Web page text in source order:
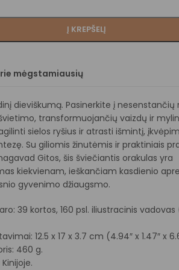
Į KREPŠELĮ
mėgstamiausių
dieviškumą. Pasinerkite į nesenstančių
transformuojančių vaizdų ir
sielos ryšius ir atrasti išmintį,
Su giliomis žinutėmis ir praktiniais
Gitos, šis šviečiantis orakulas yra
kiekvienam, ieškančiam kasdienio
gyvenimo džiaugsmo.
39 kortos, 160 psl. iliustracinis
12.5 x 17 x 3.7 cm (4.94″ x 1.47″ x
460 g.